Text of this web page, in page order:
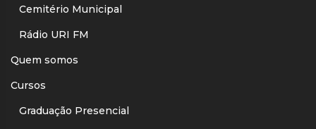
Cemitério Municipal
Rádio URI FM
Quem somos
Cursos
Graduação Presencial